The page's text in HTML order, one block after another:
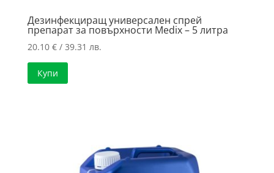
Дезинфекциращ универсален спрей
препарат за повърхности Medix – 5 литра
20.10 €/ 39.31 лв.
Купи